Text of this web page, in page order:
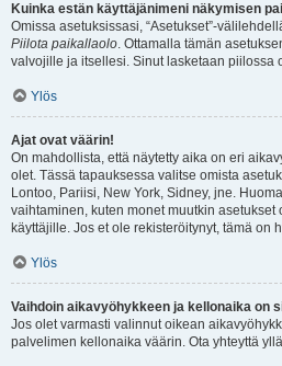
Kuinka estän käyttäjänimeni näkymisen
Omissa asetuksissasi, “Asetukset”-
Piilota paikallaolo. Ottamalla tämän
valvojille ja itsellesi. Sinut lasketaan piilossa
Ylös
Ajat ovat väärin!
On mahdollista, että näytetty aika on eri
olet. Tässä tapauksessa valitse omista
Lontoo, Pariisi, New York, Sidney, jne.
vaihtaminen, kuten monet muutkin asetukset
käyttäjille. Jos et ole rekisteröitynyt, tämä on
Ylös
Vaihdoin aikavyöhykkeen ja kellonaika on
Jos olet varmasti valinnut oikean
palvelimen kellonaika väärin. Ota yhteyttä